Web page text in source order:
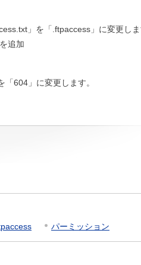
」を「.ftpaccess」に変更しま
追加
604」に変更します。
パーミッション